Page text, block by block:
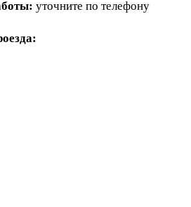
уточните по телефону